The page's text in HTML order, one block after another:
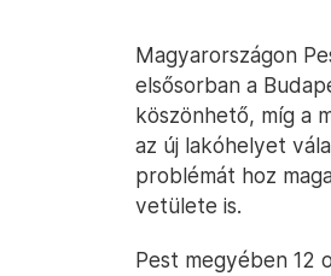
Magyarországon
elsősorban a
köszönhető, míg a
az új lakóhelyet
problémát hoz
vetülete is.
Pest megyében 12